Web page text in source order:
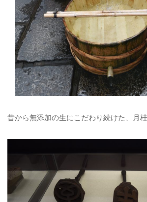
昔から無添加の生にこだわり続けた、月